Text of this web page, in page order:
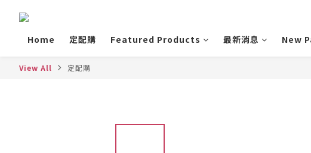
Home
定配購 Featured Products 最新消息 New
View All 定配購